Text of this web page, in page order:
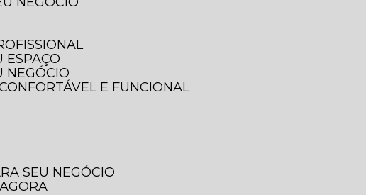
ESPAÇO
NEGÓCIO
E FUNCIONAL
SEU NEGÓCIO